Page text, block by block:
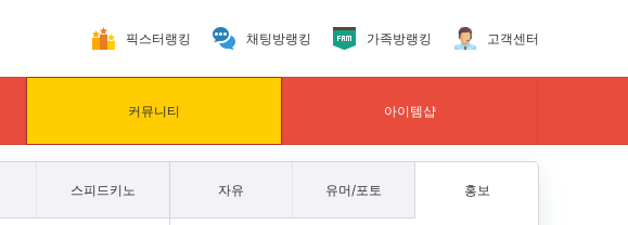
픽스터랭킹 채팅방랭킹 가족방랭킹 고객센터
커뮤니티 아이템샵
스피드키노 자유 유머/포토 홍보